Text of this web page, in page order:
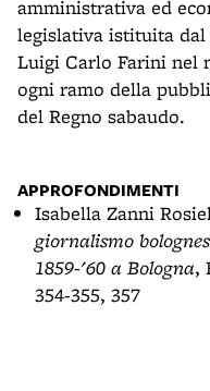
amministrativa ed
legislativa istituita dal
Luigi Carlo Farini nel
ogni ramo della
del Regno sabaudo.
APPROFONDIMENTI
Isabella Zanni
giornalismo
1859-'60 a Bologna,
354-355, 357